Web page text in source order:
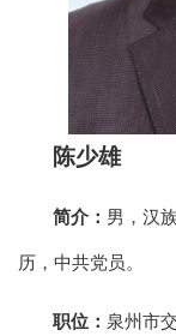
陈少雄
简介： 男，汉
历，中共党员。
职位： 泉州市